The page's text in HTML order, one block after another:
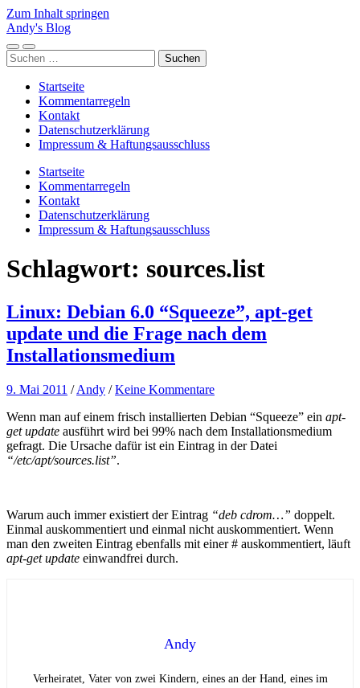
Zum Inhalt springen
Andy's Blog
Mobile-
Menü
Suchfeld
ein-/ausblenden
Suchen
nach:
Startseite
Kommentarregeln
Kontakt
Datenschutzerklärung
Impressum & Haftungsausschluss
Startseite
Kommentarregeln
Kontakt
Datenschutzerklärung
Impressum & Haftungsausschluss
Schlagwort: sources.list
Linux: Debian 6.0 “Squeeze”, apt-get
update und die Frage nach dem
Installationsmedium
9. Mai 2011 /Andy /Keine Kommentare
Wenn man auf einem frisch installierten Debian “Squeeze” ein apt-
get update ausführt wird bei 99% nach dem Installationsmedium
gefragt. Die Ursache dafür ist ein Eintrag in der Datei
“/etc/apt/sources.list”.
Warum auch immer existiert der Eintrag “deb cdrom…” doppelt.
Einmal auskommentiert und einmal nicht auskommentiert. Wenn
man den zweiten Eintrag ebenfalls mit einer # auskommentiert, läuft
apt-get update einwandfrei durch.
Andy
Verheiratet, Vater von zwei Kindern, eines an der Hand, eines im